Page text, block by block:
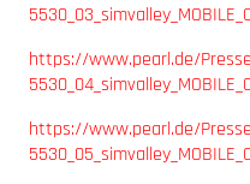
https://www.pearl.de/
https://www.pearl.de/